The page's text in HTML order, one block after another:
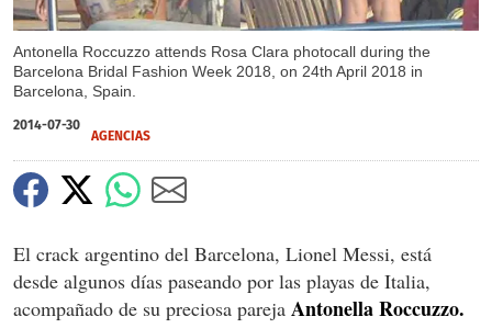
Antonella Roccuzzo attends Rosa Clara photocall during the
Barcelona Bridal Fashion Week 2018, on 24th April 2018 in
Barcelona, Spain.
2014-07-30
AGENCIAS
El crack argentino del Barcelona, Lionel Messi, está
desde algunos días paseando por las playas de Italia,
acompañado de su preciosa pareja Antonella Roccuzzo.